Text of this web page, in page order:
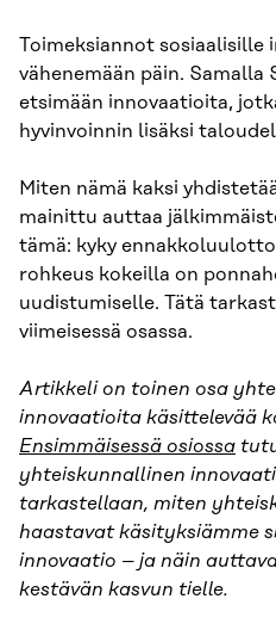
Toimeksiannot sosiaalisille
vähenemään päin. Samalla
etsimään innovaatioita,
hyvinvoinnin lisäksi
Miten nämä kaksi
mainittu auttaa
tämä: kyky
rohkeus kokeilla on
uudistumiselle. Tätä
viimeisessä osassa.
Artikkeli on toinen osa
innovaatioita käsittelevää
Ensimmäisessä osiossa
yhteiskunnallinen
tarkastellaan, miten
haastavat käsityksiämme
innovaatio – ja näin
kestävän kasvun tielle.